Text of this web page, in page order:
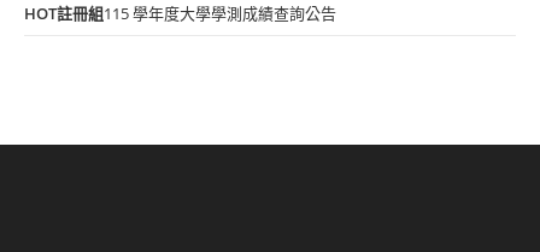
HOT註冊組115 學年度大學學測成績查詢公告